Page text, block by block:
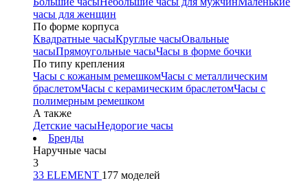
часы для женщин
По форме корпуса
Квадратные часыКруглые часыОвальные
часыПрямоугольные часыЧасы в форме бочки
По типу крепления
Часы с кожаным ремешкомЧасы с металлическим
браслетомЧасы с керамическим браслетомЧасы с
полимерным ремешком
А также
Детские часыНедорогие часы
Бренды
Наручные часы
3
33 ELEMENT 177 моделей